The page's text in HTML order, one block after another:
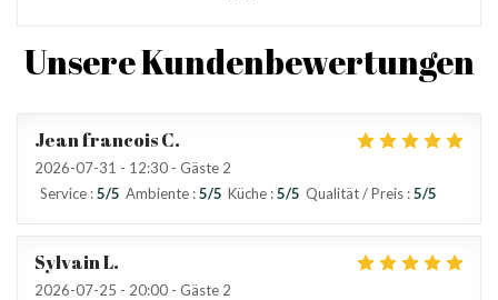
Unsere Kundenbewertungen
Jean francoisC
2026-07-31 - 12:30 - Gäste 2
Service :5/5 Ambiente :5/5 Küche :5/5 Qualität / Preis :5/5
SylvainL
2026-07-25 - 20:00 - Gäste 2